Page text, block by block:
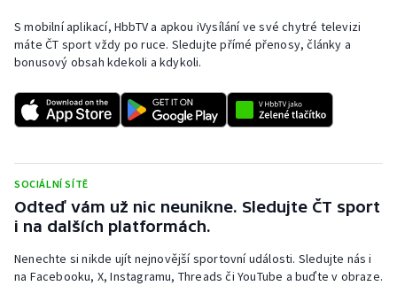
S mobilní aplikací, HbbTV a apkou iVysílání ve své chytré televizi
máte ČT sport vždy po ruce. Sledujte přímé přenosy, články a
bonusový obsah kdekoli a kdykoli.
SOCIÁLNÍ SÍTĚ
Odteď vám už nic neunikne. Sledujte ČT sport
i na dalších platformách.
Nenechte si nikde ujít nejnovější sportovní události. Sledujte nás i
na Facebooku, X, Instagramu, Threads či YouTube a buďte v obraze.